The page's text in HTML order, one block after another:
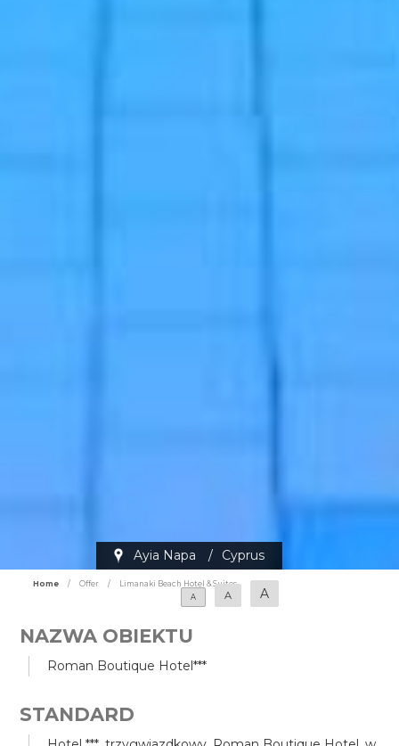
Ayia Napa / Cyprus
Home / Offer /
Limanaki Beach Hotel & Suites
A
A A
NAZWA OBIEKTU
Roman Boutique Hotel***
STANDARD